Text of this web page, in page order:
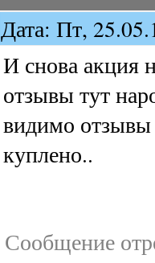
Дата: Пт,
И снова акция
отзывы тут
видимо отзывы
куплено..
Сообщение